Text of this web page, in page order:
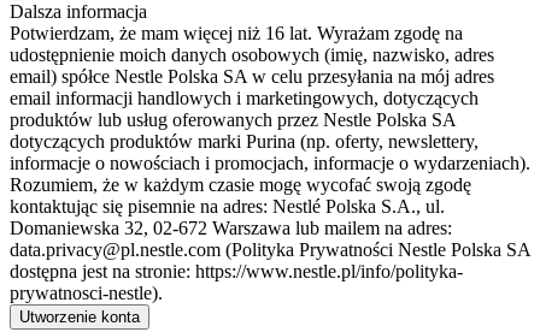
Dalsza informacja
Potwierdzam, że mam więcej niż 16 lat. Wyrażam zgodę na
udostępnienie moich danych osobowych (imię, nazwisko, adres
email) spółce Nestle Polska SA w celu przesyłania na mój adres
email informacji handlowych i marketingowych, dotyczących
produktów lub usług oferowanych przez Nestle Polska SA
dotyczących produktów marki Purina (np. oferty, newslettery,
informacje o nowościach i promocjach, informacje o wydarzeniach).
Rozumiem, że w każdym czasie mogę wycofać swoją zgodę
kontaktując się pisemnie na adres: Nestlé Polska S.A., ul.
Domaniewska 32, 02-672 Warszawa lub mailem na adres:
data.privacy@pl.nestle.com (Polityka Prywatności Nestle Polska SA
dostępna jest na stronie: https://www.nestle.pl/info/polityka-
prywatnosci-nestle).
Utworzenie konta